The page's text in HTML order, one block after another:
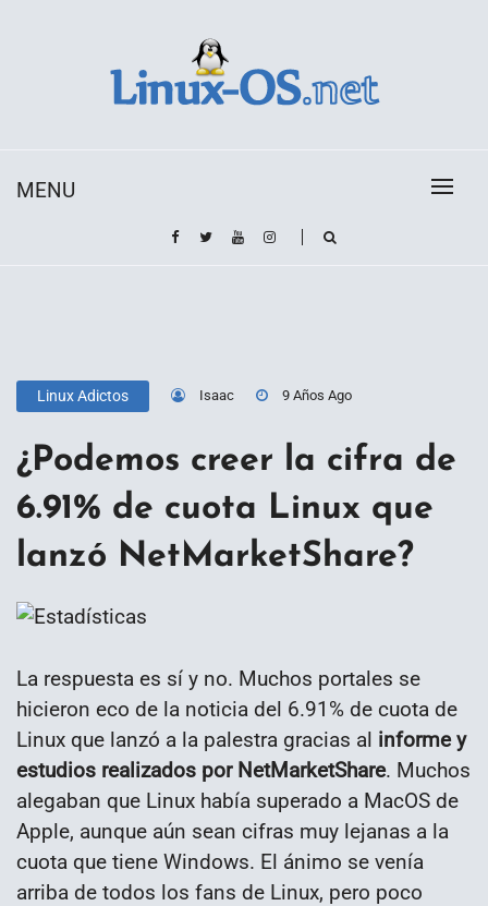
MENU
Linux Adictos Isaac 9 Años Ago
¿Podemos creer la cifra de
6.91% de cuota Linux que
lanzó NetMarketShare?
La respuesta es sí y no. Muchos portales se
hicieron eco de la noticia del 6.91% de cuota de
Linux que lanzó a la palestra gracias al informe y
estudios realizados por NetMarketShare. Muchos
alegaban que Linux había superado a MacOS de
Apple, aunque aún sean cifras muy lejanas a la
cuota que tiene Windows. El ánimo se venía
arriba de todos los fans de Linux, pero poco